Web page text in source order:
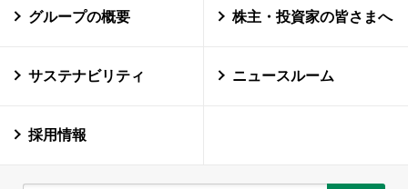
グループの概要 株主・投資家の皆さまへ
サステナビリティ ニュースルーム
採用情報